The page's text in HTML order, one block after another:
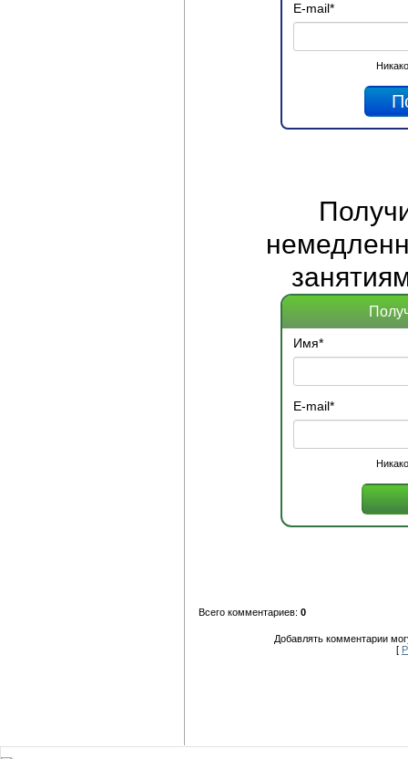
E-mail*
Имя*
E-mail*
Всего комментариев: 0
Добавлять комментарии
[